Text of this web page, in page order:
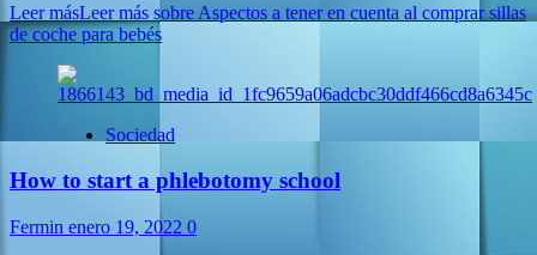
Leer másLeer más sobre Aspectos a tener en cuenta al comprar sillas
de coche para bebés
Sociedad
How to start a phlebotomy school
Fermin enero 19, 2022 0